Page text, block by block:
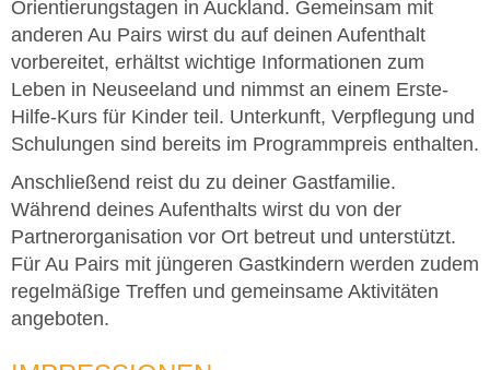
Orientierungstagen in Auckland. Gemeinsam mit
anderen Au Pairs wirst du auf deinen Aufenthalt
vorbereitet, erhältst wichtige Informationen zum
Leben in Neuseeland und nimmst an einem Erste-
Hilfe-Kurs für Kinder teil. Unterkunft, Verpflegung und
Schulungen sind bereits im Programmpreis enthalten.
Anschließend reist du zu deiner Gastfamilie.
Während deines Aufenthalts wirst du von der
Partnerorganisation vor Ort betreut und unterstützt.
Für Au Pairs mit jüngeren Gastkindern werden zudem
regelmäßige Treffen und gemeinsame Aktivitäten
angeboten.